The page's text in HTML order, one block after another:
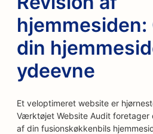
din
ydeevne
Et veloptimeret website er
Værktøjet Website Audit foretager
af din fusionskøkkenbils